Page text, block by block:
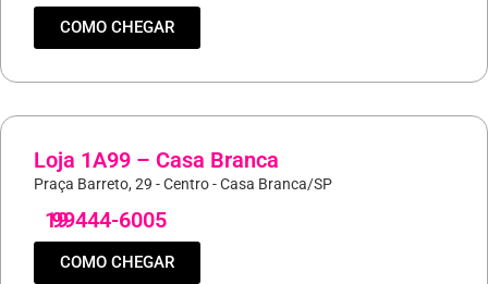
COMO CHEGAR
Loja 1A99 – Casa Branca
Praça Barreto, 29 - Centro - Casa Branca/SP
19
99444-6005
COMO CHEGAR